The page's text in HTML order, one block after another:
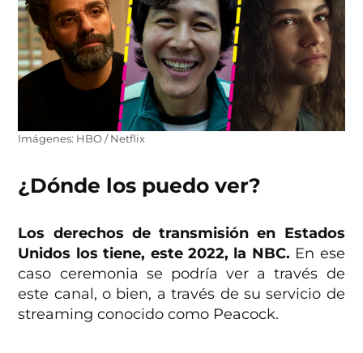
Imágenes: HBO / Netflix
¿Dónde los puedo ver?
Los derechos de transmisión en Estados
Unidos los tiene, este 2022, la NBC. En ese
caso ceremonia se podría ver a través de
este canal, o bien, a través de su servicio de
streaming conocido como Peacock.